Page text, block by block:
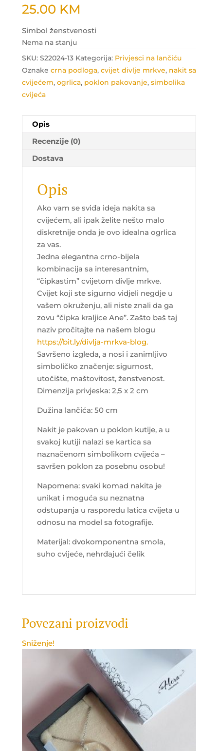
25.00 KM
Simbol ženstvenosti
Nema na stanju
SKU: S22024-13 Kategorija: Privjesci na lančiću
Oznake crna podloga, cvijet divlje mrkve, nakit sa
cvijećem, ogrlica, poklon pakovanje, simbolika
cvijeća
Opis
Recenzije (0)
Dostava
Opis
Ako vam se sviđa ideja nakita sa
cvijećem, ali ipak želite nešto malo
diskretnije onda je ovo idealna ogrlica
za vas.
Jedna elegantna crno-bijela
kombinacija sa interesantnim,
“čipkastim” cvijetom divlje mrkve.
Cvijet koji ste sigurno vidjeli negdje u
vašem okruženju, ali niste znali da ga
zovu “čipka kraljice Ane”. Zašto baš taj
naziv pročitajte na našem blogu
https://bit.ly/divlja-mrkva-blog.
Savršeno izgleda, a nosi i zanimljivo
simboličko značenje: sigurnost,
utočište, maštovitost, ženstvenost.
Dimenzija privjeska: 2,5 x 2 cm
Dužina lančića: 50 cm
Nakit je pakovan u poklon kutije, a u
svakoj kutiji nalazi se kartica sa
naznačenom simbolikom cvijeća –
savršen poklon za posebnu osobu!
Napomena: svaki komad nakita je
unikat i moguća su neznatna
odstupanja u rasporedu latica cvijeta u
odnosu na model sa fotografije.
Materijal: dvokomponentna smola,
suho cvijeće, nehrđajući čelik
Povezani proizvodi
Sniženje!